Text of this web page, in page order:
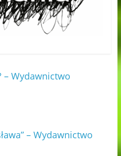
– Wydawnictwo
– Wydawnictwo